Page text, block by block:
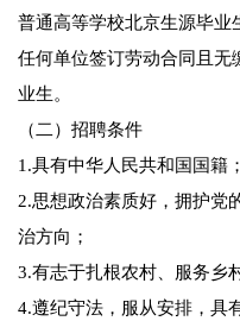
普通高等学校北京生源毕业
任何单位签订劳动合同且无
业生。
（二）招聘条件
1.具有中华人民共和国国籍；
2.思想政治素质好，拥护党
治方向；
3.有志于扎根农村、服务乡
4.遵纪守法，服从安排，具